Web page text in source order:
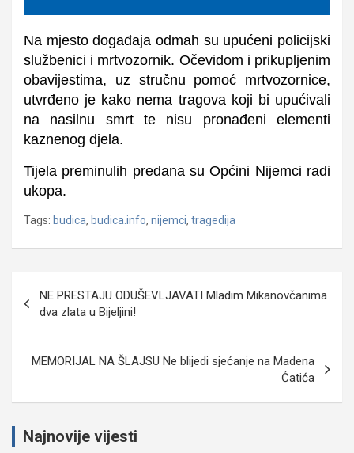
Na mjesto događaja odmah su upućeni policijski
službenici i mrtvozornik. Očevidom i prikupljenim
obavijestima, uz stručnu pomoć mrtvozornice,
utvrđeno je kako nema tragova koji bi upućivali
na nasilnu smrt te nisu pronađeni elementi
kaznenog djela.
Tijela preminulih predana su Općini Nijemci radi
ukopa.
Tags: budica, budica.info, nijemci, tragedija
objava
NE PRESTAJU ODUŠEVLJAVATI Mladim Mikanovčanima
dva zlata u Bijeljini!
MEMORIJAL NA ŠLAJSU Ne blijedi sjećanje na Madena
Ćatića
Najnovije vijesti